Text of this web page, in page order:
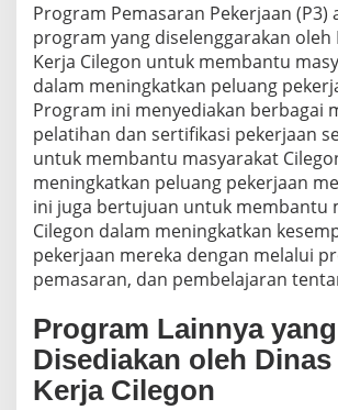
Program Pemasaran Pekerjaan (P3)
program yang diselenggarakan oleh
Kerja Cilegon untuk membantu
dalam meningkatkan peluang
Program ini menyediakan berbagai
pelatihan dan sertifikasi pekerjaan
untuk membantu masyarakat
meningkatkan peluang pekerjaan
ini juga bertujuan untuk membantu
Cilegon dalam meningkatkan
pekerjaan mereka dengan melalui
pemasaran, dan pembelajaran
Program Lainnya yang
Disediakan oleh Dinas
Kerja Cilegon